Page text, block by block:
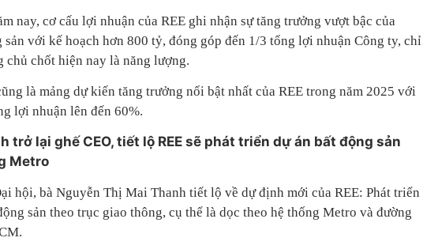
nay, cơ cấu lợi nhuận của REE ghi nhận sự tăng trưởng vượt bậc của
sản với kế hoạch hơn 800 tỷ, đóng góp đến 1/3 tổng lợi nhuận Công ty, chỉ
chủ chốt hiện nay là năng lượng.
là mảng dự kiến tăng trưởng nổi bật nhất của REE trong năm 2025 với
lợi nhuận lên đến 60%.
trở lại ghế CEO, tiết lộ REE sẽ phát triển dự án bất động sản
Metro
hội, bà Nguyễn Thị Mai Thanh tiết lộ về dự định mới của REE: Phát triển
sản theo trục giao thông, cụ thể là dọc theo hệ thống Metro và đường